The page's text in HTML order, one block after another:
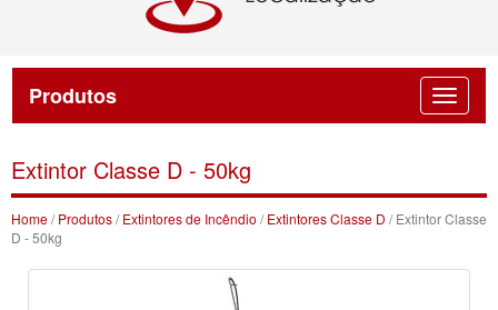
Produtos
Extintor Classe D - 50kg
Home/Produtos/Extintores de Incêndio /Extintores Classe D / Extintor Classe
D - 50kg